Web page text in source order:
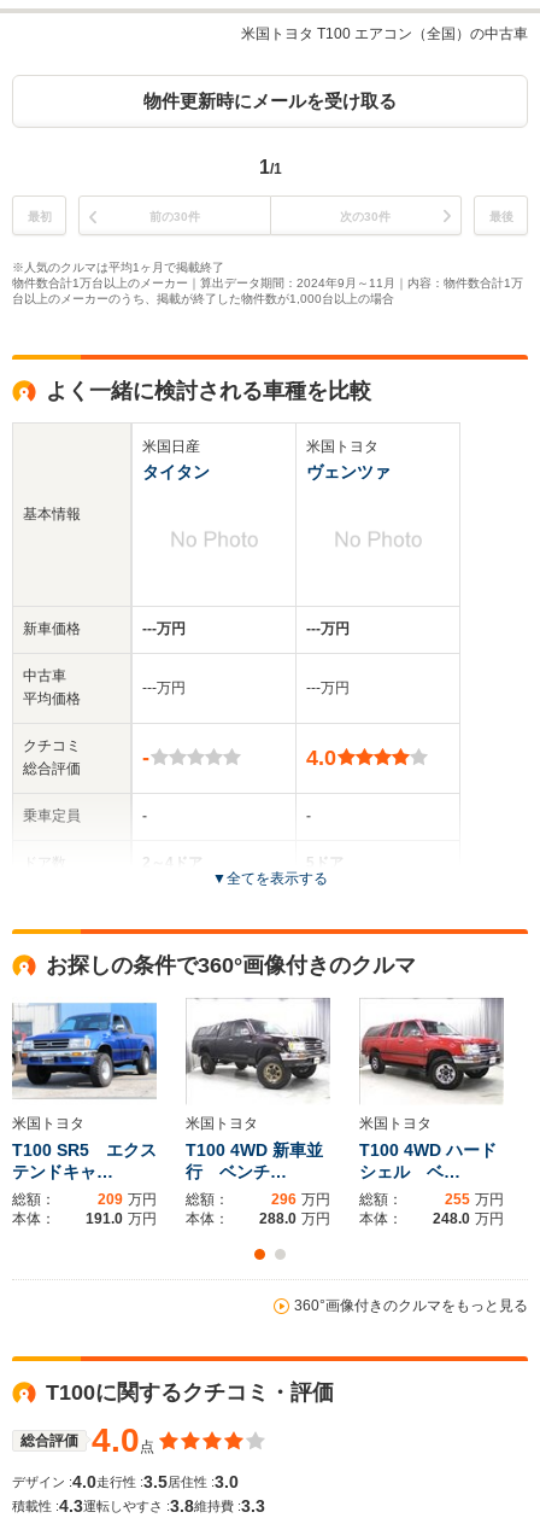
米国トヨタ T100 エアコン（全国）の中古車
物件更新時にメールを受け取る
1/1
最初 前の30件 次の30件 最後
※人気のクルマは平均1ヶ月で掲載終了
物件数合計1万台以上のメーカー｜算出データ期間：2024年9月～11月｜内容：物件数合計1万
台以上のメーカーのうち、掲載が終了した物件数が1,000台以上の場合
よく一緒に検討される車種を比較
基本情報
新車価格
中古車
平均価格
クチコミ
総合評価
乗車定員
ドア数
サイズ
(全長x全幅x全高)
排気量
駆動方式
米国日産
タイタン
‐‐‐万円
‐‐‐万円
-
-
2～4ドア
全幅
-m
全長
-m
ホイールベース
5600cc
FR、4WD
米国トヨタ
ヴェンツァ
‐‐‐万円
‐‐‐万円
4.0
-
5ドア
全幅
-m
全長
-m
ホイールベース
-m
▼全てを表示する
お探しの条件で360°画像付きのクルマ
米国トヨタ
T100 SR5 エクス
テンドキャ…
総額： 209 万円
本体：
191.0 万円
米国トヨタ
T100 4WD 新車並
行 ベンチ…
総額： 296 万円
本体：
288.0 万円
米国トヨタ
T100 4WD ハード
シェル ベ…
総額： 255 万円
本体：
248.0 万円
360°画像付きのクルマをもっと見る
T100に関するクチコミ・評価
総合評価 4.0点
デザイン :4.0走行性 :3.5居住性 :3.0
積載性 :4.3運転しやすさ :3.8維持費 :3.3